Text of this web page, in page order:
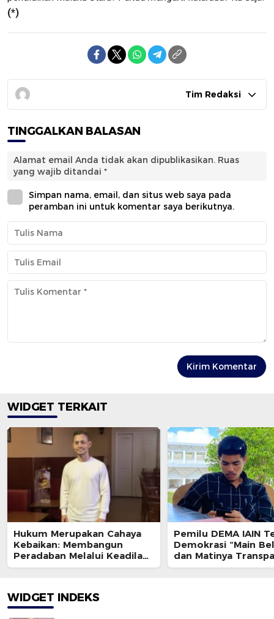
(*)
Tim Redaksi
TINGGALKAN BALASAN
Alamat email Anda tidak akan dipublikasikan. Ruas
yang wajib ditandai *
Simpan nama, email, dan situs web saya pada
peramban ini untuk komentar saya berikutnya.
WIDGET TERKAIT
Hukum Merupakan Cahaya
Kebaikan: Membangun
Peradaban Melalui Keadilan,
Moralitas, dan Integritas
Pemilu DEMA IAIN
Demokrasi “Main
dan Matinya
Publik
WIDGET INDEKS